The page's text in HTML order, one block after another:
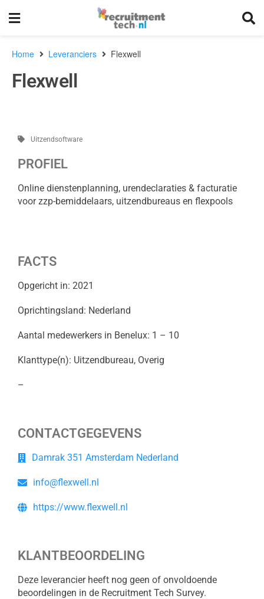
Home Leveranciers Flexwell
Flexwell
Uitzendsoftware
PROFIEL
Online dienstenplanning, urendeclaraties & facturatie
voor zzp-bemiddelaars, uitzendbureaus en flexpools
FACTS
Opgericht in: 2021
Oprichtingsland: Nederland
Aantal medewerkers in Benelux: 1 – 10
Klanttype(n): Uitzendbureau, Overig
–
CONTACTGEGEVENS
Damrak 351 Amsterdam Nederland
info@flexwell.nl
https://www.flexwell.nl
KLANTBEOORDELING
Deze leverancier heeft nog geen of onvoldoende
beoordelingen in de Recruitment Tech Survey.